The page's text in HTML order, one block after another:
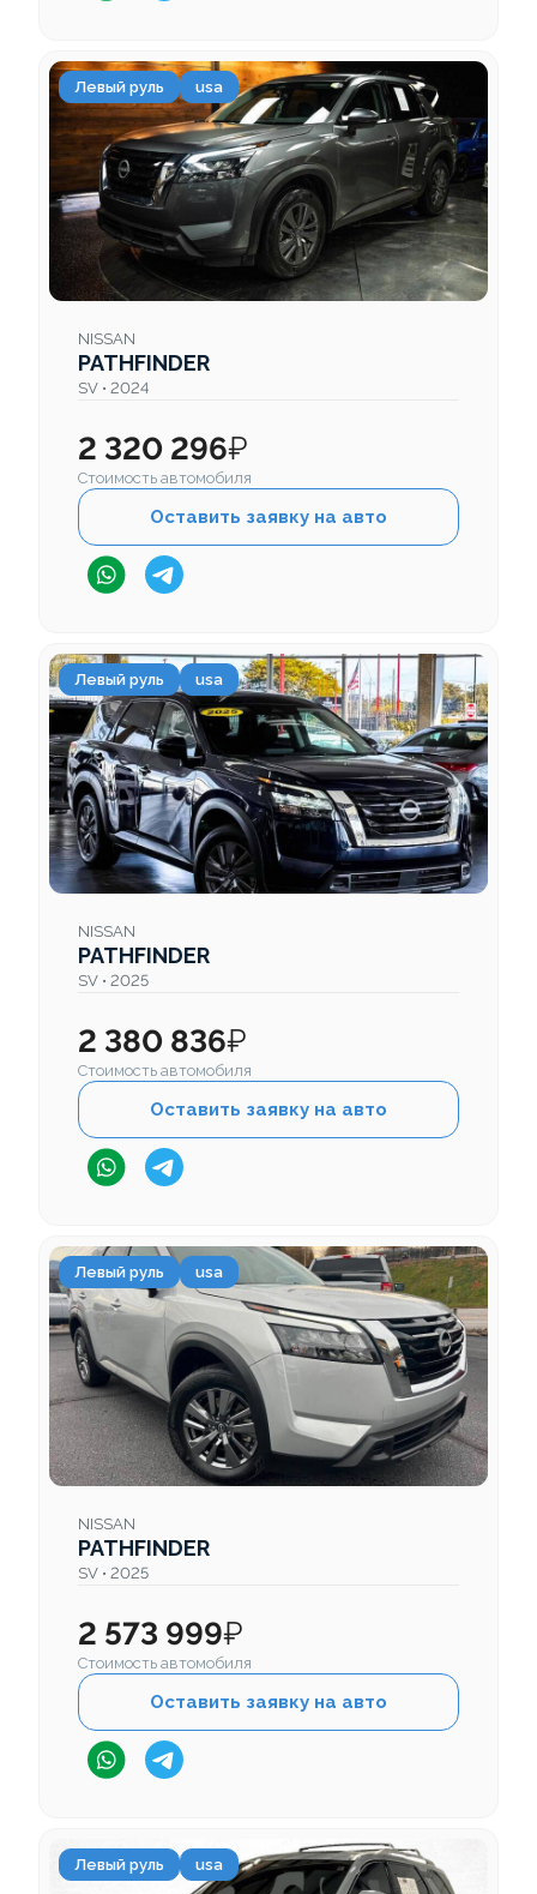
Левый руль usa
NISSAN
PATHFINDER
SV • 2024
2 320 296₽
Стоимость автомобиля
Оставить заявку на авто
Левый руль usa
NISSAN
PATHFINDER
SV • 2025
2 380 836₽
Стоимость автомобиля
Оставить заявку на авто
Левый руль usa
NISSAN
PATHFINDER
SV • 2025
2 573 999₽
Стоимость автомобиля
Оставить заявку на авто
Левый руль usa